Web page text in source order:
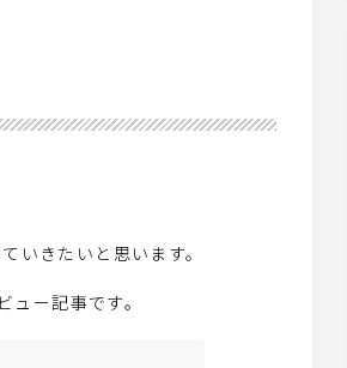
いきたいと思います。
ー記事です。